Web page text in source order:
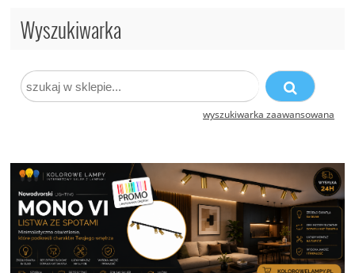
Wyszukiwarka
wyszukiwarka zaawansowana